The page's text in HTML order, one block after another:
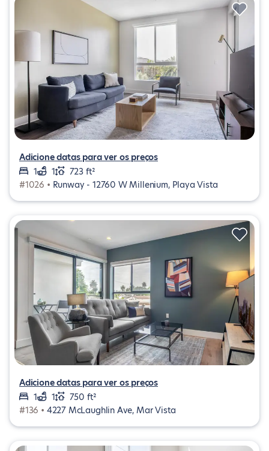
Adicione datas para ver os preços
1
1
723 ft²
#1026 • Runway - 12760 W Millenium, Playa Vista
Adicione datas para ver os preços
1
1
750 ft²
#136 • 4227 McLaughlin Ave, Mar Vista